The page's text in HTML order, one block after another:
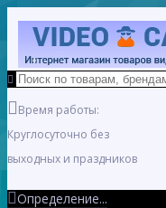
Время работы:
Круглосуточно без
выходных и праздников
Определение...